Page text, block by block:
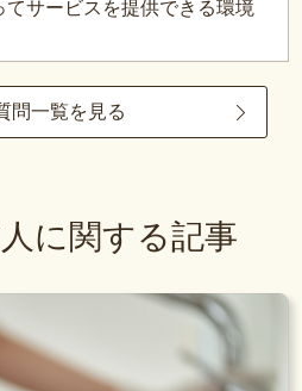
サービスを提供できる環境
問一覧を見る
に関する記事